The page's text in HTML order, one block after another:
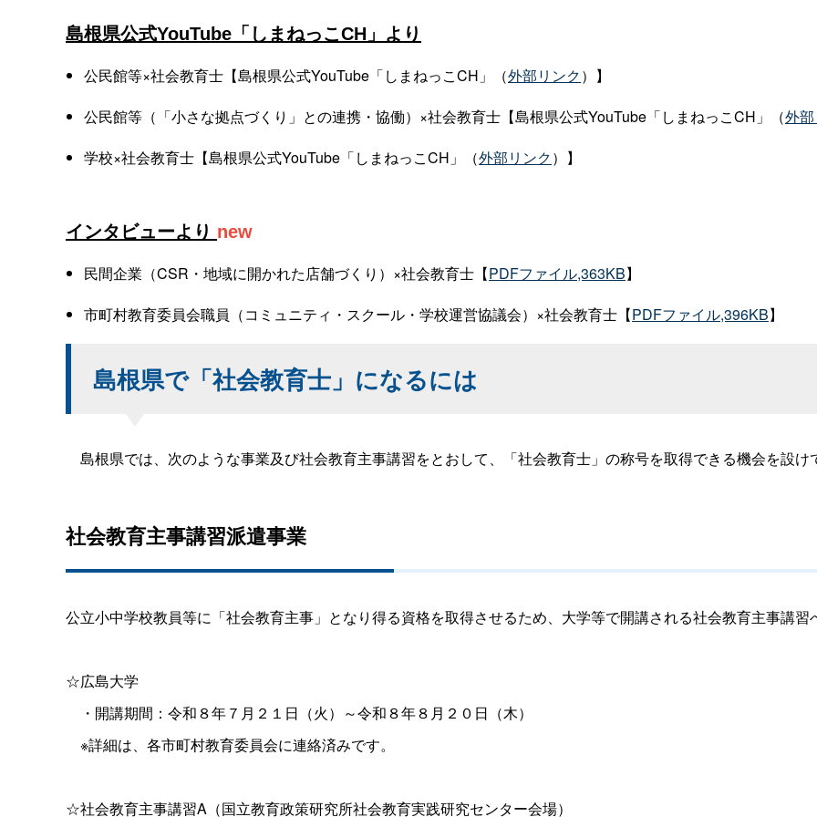
島根県公式YouTube「しまねっこCH」より
公民館等×社会教育士【島根県公式YouTube「しまねっこCH」（外部リンク）】
公民館等（「小さな拠点づくり」との連携・協働）×社会教育士【島根県公式YouTube「しまねっこCH」（外
学校×社会教育士【島根県公式YouTube「しまねっこCH」（外部リンク）】
インタビューより new
民間企業（CSR・地域に開かれた店舗づくり）×社会教育士【PDFファイル,363KB】
市町村教育委員会職員（コミュニティ・スクール・学校運営協議会）×社会教育士【PDFファイル,396KB】
島根県で「社会教育士」になるには
島根県では、次のような事業及び社会教育主事講習をとおして、「社会教育士」の称号を取得できる機会を設け
社会教育主事講習派遣事業
公立小中学校教員等に「社会教育主事」となり得る資格を取得させるため、大学等で開講される社会教育主事講習
☆広島大学
・開講期間：令和８年７月２１日（火）～令和８年８月２０日（木）
※詳細は、各市町村教育委員会に連絡済みです。
☆社会教育主事講習A（国立教育政策研究所社会教育実践研究センター会場）